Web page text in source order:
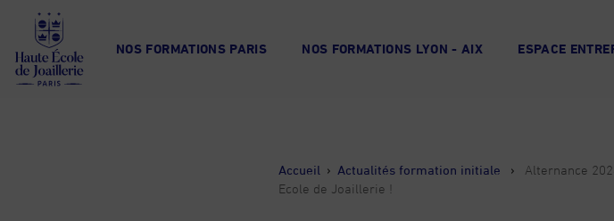
Haute
École
de
Joaillerie
NOS FORMATIONS PARIS NOS FORMATIONS LYON - AIX ESPACE
Accueil › Actualités formation initiale ›
Alternance
Ecole de Joaillerie !